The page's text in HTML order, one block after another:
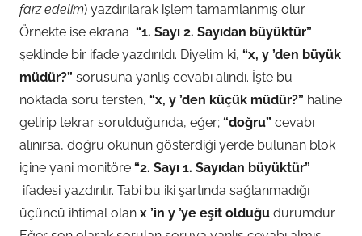
farz edelim) yazdırılarak işlem tamamlanmış olur.
Örnekte ise ekrana “1. Sayı 2. Sayıdan büyüktür”
şeklinde bir ifade yazdırıldı. Diyelim ki, “x, y ’den büyük
müdür?” sorusuna yanlış cevabı alındı. İşte bu
noktada soru tersten, “x, y ’den küçük müdür?” haline
getirip tekrar sorulduğunda, eğer; “doğru” cevabı
alınırsa, doğru okunun gösterdiği yerde bulunan blok
içine yani monitöre “2. Sayı 1. Sayıdan büyüktür”
ifadesi yazdırılır. Tabi bu iki şartında sağlanmadığı
üçüncü ihtimal olan x ’in y ’ye eşit olduğu durumdur.